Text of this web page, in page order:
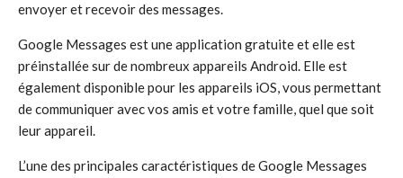
envoyer et recevoir des messages.
Google Messages est une application gratuite et elle est
préinstallée sur de nombreux appareils Android. Elle est
également disponible pour les appareils iOS, vous permettant
de communiquer avec vos amis et votre famille, quel que soit
leur appareil.
L’une des principales caractéristiques de Google Messages